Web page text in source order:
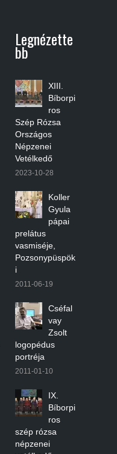
Legnézette
Bb
XIII.
Bíborpi
ros
Szép Rózsa
Országos
Népzenei
Vetélkedő
2023-10-28
Koller
Gyula
pápai
prelátus
vasmiséje,
Pozsonypüspök
i
2011-06-19
Cséfal
vay
Zsolt
logopédus
portréja
2011-01-10
IX.
Bíborpi
ros
szép rózsa
népzenei